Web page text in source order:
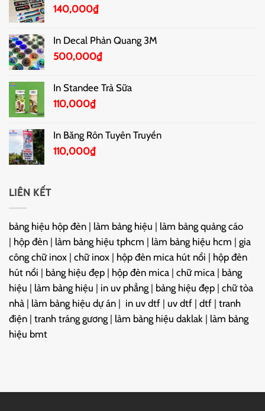
140,000₫
In Decal Phản Quang 3M
500,000₫
In Standee Trà Sữa
110,000₫
In Băng Rôn Tuyên Truyền
110,000₫
LIÊN KẾT
bảng hiệu hộp đèn | làm bảng hiệu | làm bảng quảng cáo
| hộp đèn | làm bảng hiệu tphcm | làm bảng hiệu hcm | gia
công chữ inox | chữ inox | hộp đèn mica hút nổi | hộp đèn
hút nổi | bảng hiệu đẹp | hộp đèn mica | chữ mica | bảng
hiệu | làm bảng hiệu | in uv phẳng | bảng hiệu đẹp | chữ tòa
nhà | làm bảng hiệu dự án | in uv dtf | uv dtf | dtf | tranh
điện | tranh tráng gương | làm bảng hiệu daklak | làm bảng
hiệu bmt